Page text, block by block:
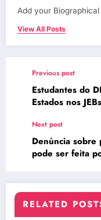
Add your
View All Posts
Previous post
Estudantes do
Estados nos
Next post
Denúncia sobre
pode ser feita
RELATED